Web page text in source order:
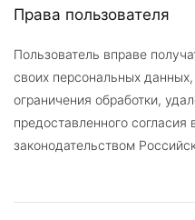
Права пользователя
Пользователь вправе
своих персональных
ограничения обработки,
предоставленного
законодательством